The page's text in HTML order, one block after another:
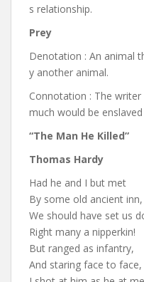
s relationship.
Prey
Denotation : An animal
y another animal.
Connotation : The
much would be
“The Man He Killed”
Thomas Hardy
Had he and I but met
By some old ancient inn,
We should have set us
Right many a nipperkin!
But ranged as infantry,
And staring face to face,